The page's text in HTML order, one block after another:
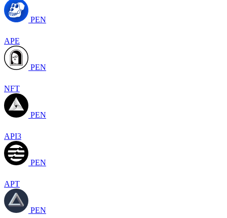
PEN
APE
PEN
NFT
PEN
API3
PEN
APT
PEN